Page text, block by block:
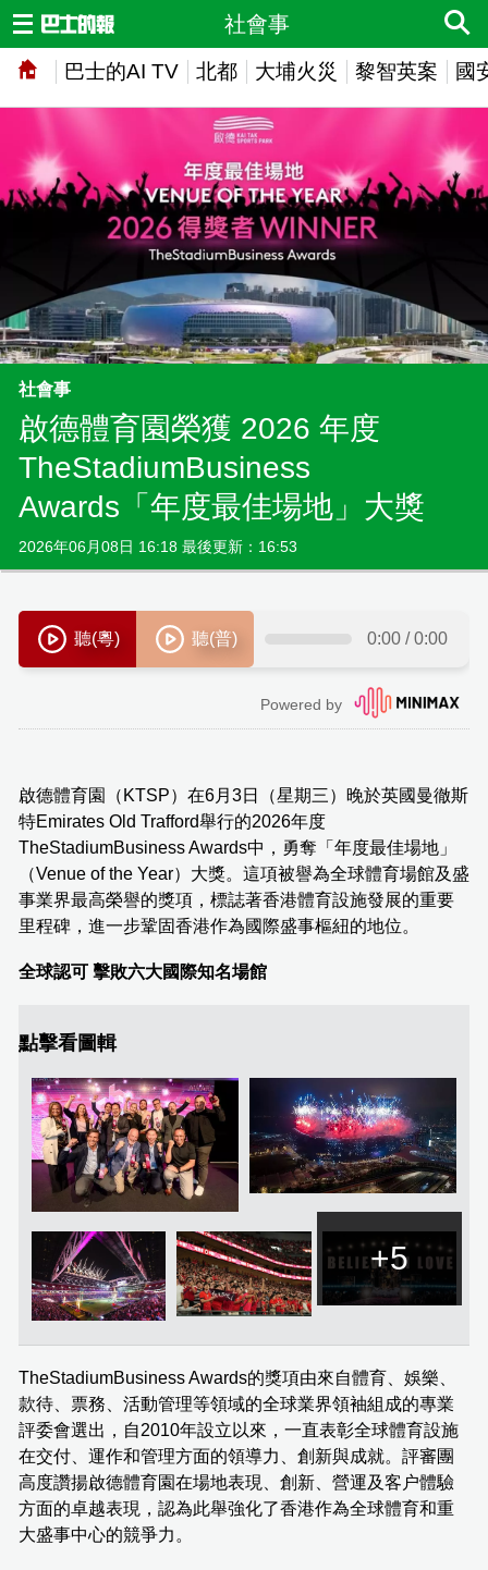
巴士的AI TV 北都 大埔火災 黎智英案 國
社會事
社會事
啟德體育園榮獲 2026 年度
TheStadiumBusiness
Awards「年度最佳場地」大獎
2026年06月08日 16:18 最後更新：16:53
啟德體育園（KTSP）在6月3日（星期三）晚於英國曼徹斯
特Emirates Old Trafford舉行的2026年度
TheStadiumBusiness Awards中，勇奪「年度最佳場地」
（Venue of the Year）大獎。這項被譽為全球體育場館及盛
事業界最高榮譽的獎項，標誌著香港體育設施發展的重要
里程碑，進一步鞏固香港作為國際盛事樞紐的地位。
全球認可 擊敗六大國際知名場館
點擊看圖輯
+5
TheStadiumBusiness Awards的獎項由來自體育、娛樂、
款待、票務、活動管理等領域的全球業界領袖組成的專業
評委會選出，自2010年設立以來，一直表彰全球體育設施
在交付、運作和管理方面的領導力、創新與成就。評審團
高度讚揚啟德體育園在場地表現、創新、營運及客户體驗
方面的卓越表現，認為此舉強化了香港作為全球體育和重
大盛事中心的競爭力。